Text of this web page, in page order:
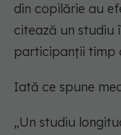
din copilărie au
citează un studiu
participanții timp
Iată ce spune
„Un studiu